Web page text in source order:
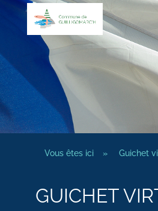
Vous êtes ici » Guichet
GUICHET